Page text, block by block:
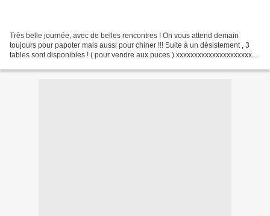
Très belle journée, avec de belles rencontres ! On vous attend demain
toujours pour papoter mais aussi pour chiner !!! Suite à un désistement , 3
tables sont disponibles ! ( pour vendre aux puces ) xxxxxxxxxxxxxxxxxxxxxxx